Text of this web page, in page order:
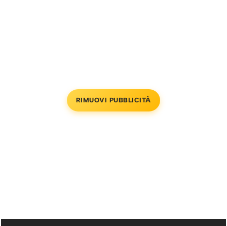
RIMUOVI PUBBLICITÀ